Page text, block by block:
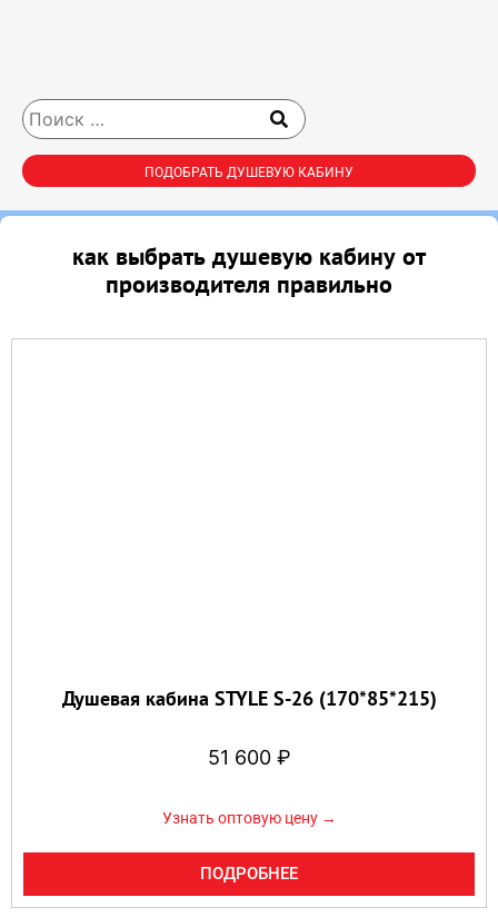
ПОДОБРАТЬ ДУШЕВУЮ КАБИНУ
как выбрать душевую кабину от
производителя правильно
Душевая кабина STYLE S-26 (170*85*215)
51 600 ₽
Узнать оптовую цену →
ПОДРОБНЕЕ